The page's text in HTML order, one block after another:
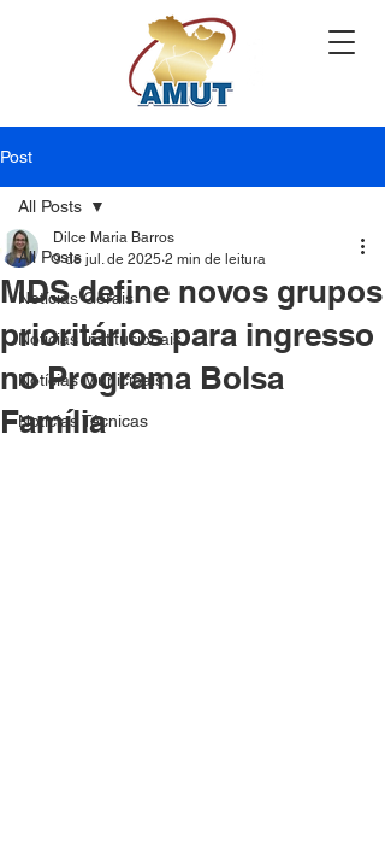
Post
All Posts
Notícias Gerais
Notícias Institucionais
Notícias Municipais
Notícias Técnicas
All Posts
MDS define novos grupos
prioritários para ingresso
no Programa Bolsa
Família
Dilce Maria Barros
9 de jul. de 2025 2 min de leitura